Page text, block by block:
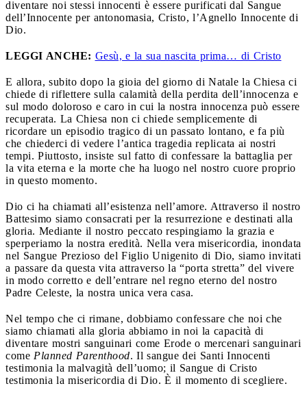
diventare noi stessi innocenti è essere purificati dal Sangue
dell’Innocente per antonomasia, Cristo, l’Agnello Innocente di
Dio.
LEGGI ANCHE: Gesù, e la sua nascita prima… di Cristo
E allora, subito dopo la gioia del giorno di Natale la Chiesa ci
chiede di riflettere sulla calamità della perdita dell’innocenza e
sul modo doloroso e caro in cui la nostra innocenza può essere
recuperata. La Chiesa non ci chiede semplicemente di
ricordare un episodio tragico di un passato lontano, e fa più
che chiederci di vedere l’antica tragedia replicata ai nostri
tempi. Piuttosto, insiste sul fatto di confessare la battaglia per
la vita eterna e la morte che ha luogo nel nostro cuore proprio
in questo momento.
Dio ci ha chiamati all’esistenza nell’amore. Attraverso il nostro
Battesimo siamo consacrati per la resurrezione e destinati alla
gloria. Mediante il nostro peccato respingiamo la grazia e
sperperiamo la nostra eredità. Nella vera misericordia, inondata
nel Sangue Prezioso del Figlio Unigenito di Dio, siamo invitati
a passare da questa vita attraverso la “porta stretta” del vivere
in modo corretto e dell’entrare nel regno eterno del nostro
Padre Celeste, la nostra unica vera casa.
Nel tempo che ci rimane, dobbiamo confessare che noi che
siamo chiamati alla gloria abbiamo in noi la capacità di
diventare mostri sanguinari come Erode o mercenari sanguinari
come Planned Parenthood. Il sangue dei Santi Innocenti
testimonia la malvagità dell’uomo; il Sangue di Cristo
testimonia la misericordia di Dio. È il momento di scegliere.